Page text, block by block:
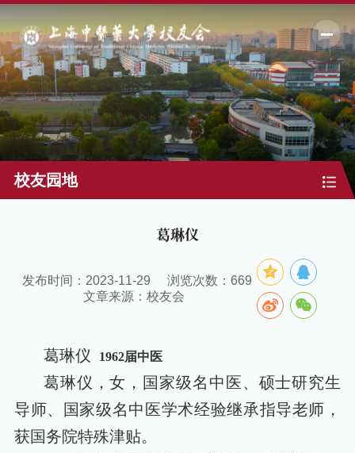
校友园地
葛琳仪
发布时间：2023-11-29 浏览次数：669
文章来源：校友会
葛琳仪 1962届中医
葛琳仪，女，国家级名中医、硕士研究生
导师、国家级名中医学术经验继承指导老师，
获国务院特殊津贴。